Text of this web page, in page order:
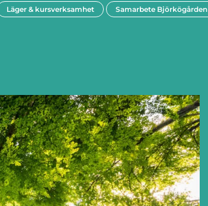
Läger & kursverksamhet Samarbete Björkögården